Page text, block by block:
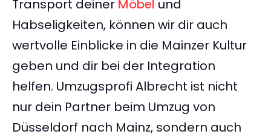
Transport deiner Möbel und
Habseligkeiten, können wir dir auch
wertvolle Einblicke in die Mainzer Kultur
geben und dir bei der Integration
helfen. Umzugsprofi Albrecht ist nicht
nur dein Partner beim Umzug von
Düsseldorf nach Mainz, sondern auch